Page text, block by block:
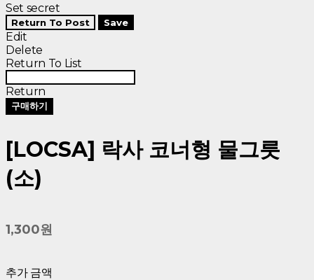
Set secret
Return To Post Save
Edit
Delete
Return To List
Return
구매하기
[LOCSA] 락사 코너형 물그릇
(소)
1,300원
추가 금액